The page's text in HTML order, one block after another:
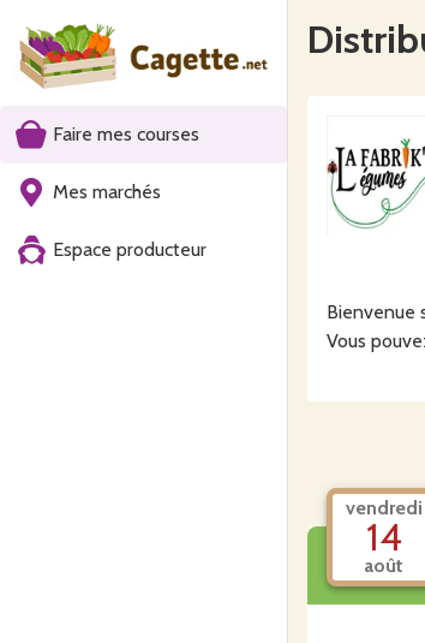
Faire mes courses
Mes marchés
Espace producteur
Bienvenue
Vous
vendredi
14
août